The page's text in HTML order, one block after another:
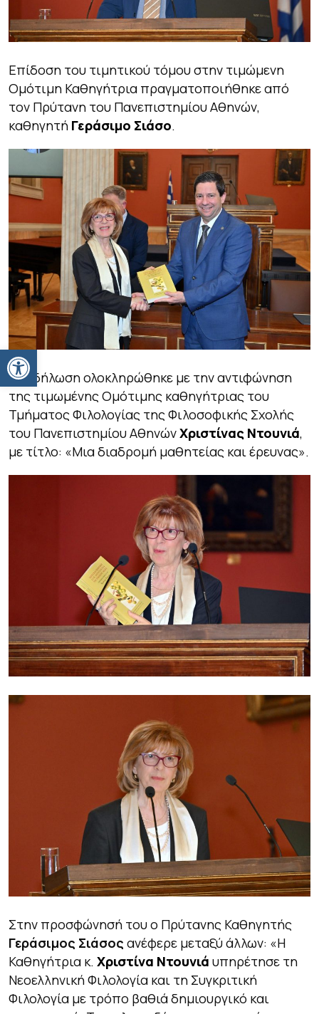
Ανοίξτε τη γραμμή εργαλείων
Επίδοση του τιμητικού τόμου στην τιμώμενη
Ομότιμη Καθηγήτρια πραγματοποιήθηκε από
τον Πρύτανη του Πανεπιστημίου Αθηνών,
καθηγητή Γεράσιμο Σιάσο.
Η εκδήλωση ολοκληρώθηκε με την αντιφώνηση
της τιμωμένης Ομότιμης καθηγήτριας του
Τμήματος Φιλολογίας της Φιλοσοφικής Σχολής
του Πανεπιστημίου ΑθηνώνΧριστίνας Ντουνιά,
με τίτλο: «Μια διαδρομή μαθητείας και έρευνας».
Στην προσφώνησή του ο Πρύτανης Καθηγητής
Γεράσιμος Σιάσος ανέφερε μεταξύ άλλων: «Η
Καθηγήτρια κ. Χριστίνα Ντουνιά υπηρέτησε τη
Νεοελληνική Φιλολογία και τη Συγκριτική
Φιλολογία με τρόπο βαθιά δημιουργικό και